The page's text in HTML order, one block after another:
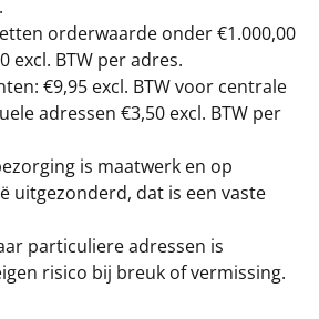
orderwaarde onder €1.000,00
excl. BTW per adres.
€9,95 excl. BTW voor centrale
adressen €3,50 excl. BTW per
is maatwerk en op
uitgezonderd, dat is een vaste
particuliere adressen is
risico bij breuk of vermissing.